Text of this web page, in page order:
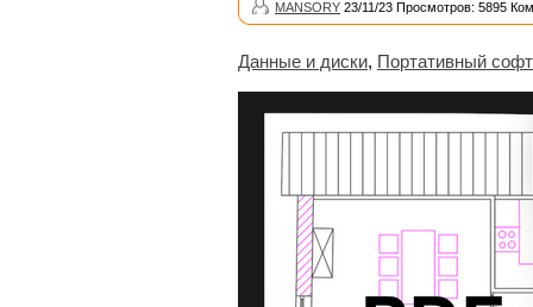
MANSORY 23/11/23 Просмотров: 5895
Данные и диски, Портативный софт